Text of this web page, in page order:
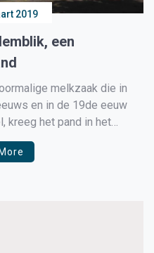
2019
een
melkzaak die in
en in de 19de eeuw
kreeg het pand in het
een in
winkelpui. Het